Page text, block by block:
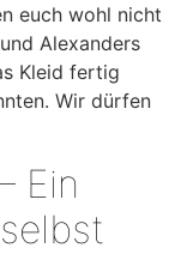
euch wohl nicht
Alexanders
Kleid fertig
Wir dürfen
Ein